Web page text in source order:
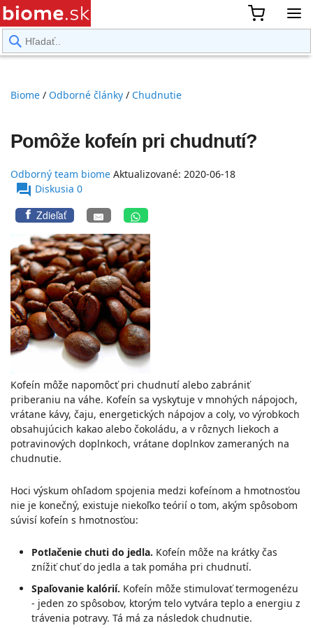
Biome / Odborné články / Chudnutie
Pomôže kofeín pri chudnutí?
Odborný team biome Aktualizované: 2020-06-18
forum Diskusia 0
Zdieľať
Kofeín môže napomôcť pri chudnutí alebo zabrániť
priberaniu na váhe. Kofeín sa vyskytuje v mnohých nápojoch,
vrátane kávy, čaju, energetických nápojov a coly, vo výrobkoch
obsahujúcich kakao alebo čokoládu, a v rôznych liekoch a
potravinových doplnkoch, vrátane doplnkov zameraných na
chudnutie.
Hoci výskum ohľadom spojenia medzi kofeínom a hmotnosťou
nie je konečný, existuje niekoľko teórií o tom, akým spôsobom
súvisí kofeín s hmotnosťou:
Potlačenie chuti do jedla. Kofeín môže na krátky čas
znížiť chuť do jedla a tak pomáha pri chudnutí.
Spaľovanie kalórií. Kofeín môže stimulovať termogenézu
- jeden zo spôsobov, ktorým telo vytvára teplo a energiu z
trávenia potravy. Tá má za následok chudnutie.